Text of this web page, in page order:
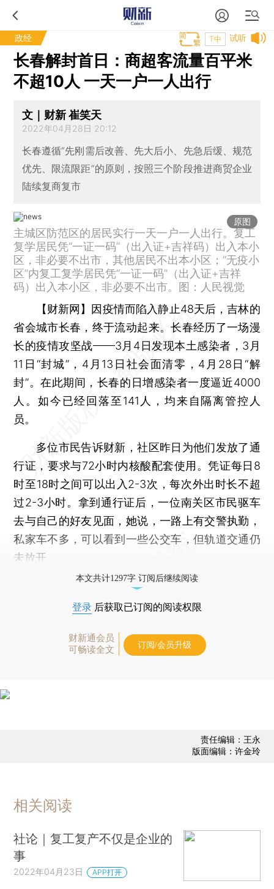
政经 试听
T中
长春解封首日：商超客流量百平米
不超10人 一天一户一人出行
文｜财新 崔笑天
2022年04月28日 20:12
长春遵循“先刚需后改善、先大后小、先急后缓、规范
优先、限流限距”的原则，按照三个阶段推进商贸企业
陆续复商复市
原图
主城区防范区的居民实行一天一户一人出行。复工
复学居民凭“一证一码”（出入证+吉祥码）出入本小
区，非必要不出市，其他居民不出本小区；“无疫小
区”内复工复学居民凭“一证一码”（出入证+吉祥
码）出入本小区，非必要不出市。图：人民视觉
【财新网】
因疫情而陷入静止48天后，吉林的
省会城市长春，终于流动起来。长春经历了一场漫
长的疫情攻坚战——3月4日发现本土感染者，3月
11日“封城”，4月13日社会面清零，4月28日“解
封”。在此期间，长春的日增感染者一度逼近4000
人。如今已经回落至141人，均来自隔离管控人
员。
多位市民告诉财新，社区昨日为他们发放了通
行证，要求与72小时内核酸配套使用。凭证每日8
时至18时之间可以出入2-3次，每次外出时长不超
过2-3小时。拿到通行证后，一位南关区市民驱车
去与自己的好友见面，她说，一路上有交警执勤，
私家车不多，可以看到一些公交车，但轨道交通仍
未放开。
本文共计1297字 订阅后继续阅读
登录 后获取已订阅的阅读权限
财新通会员
可畅读全文
订阅/会员升级
责任编辑：王永
版面编辑：许金玲
相关阅读
社论｜复工复产不仅是企业的
事
2022年04月23日 APP打开